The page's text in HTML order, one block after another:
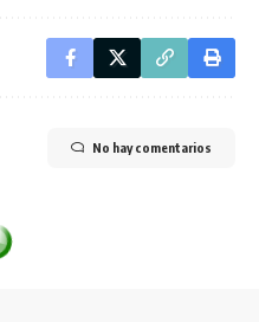
No hay comentarios